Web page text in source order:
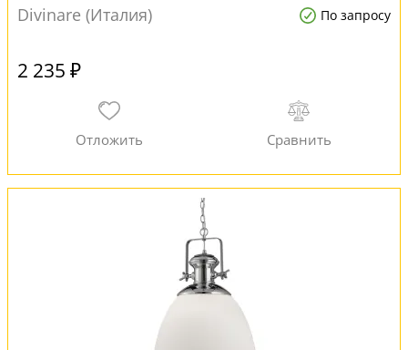
Divinare (Италия) По запросу
2 235 ₽